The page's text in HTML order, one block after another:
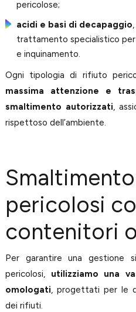
pericolose;
acidi e basi di decapaggio
trattamento specialistico per
e inquinamento.
Ogni tipologia di rifiuto
massima attenzione e
smaltimento autorizzati ,
rispettoso dell’ambiente.
pericolosi
contenitori
Per garantire una gestione
pericolosi,utilizziamo una
omologati, progettati per le
dei rifiuti.